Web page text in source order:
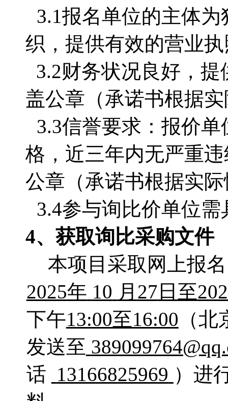
3.1报名单位的主体
织，提供有效的营业
3.2财务状况良好，提
盖公章（承诺书根据
3.3信誉要求：报价
格，近三年内无严重
公章（承诺书根据实
3.4参与询比价单位
4、获取询比采购文件
本项目采取网上报
2025年 10 月 27 日至
下午13:00至16:00 （
发送至 389099764
话 13166825969 ）进